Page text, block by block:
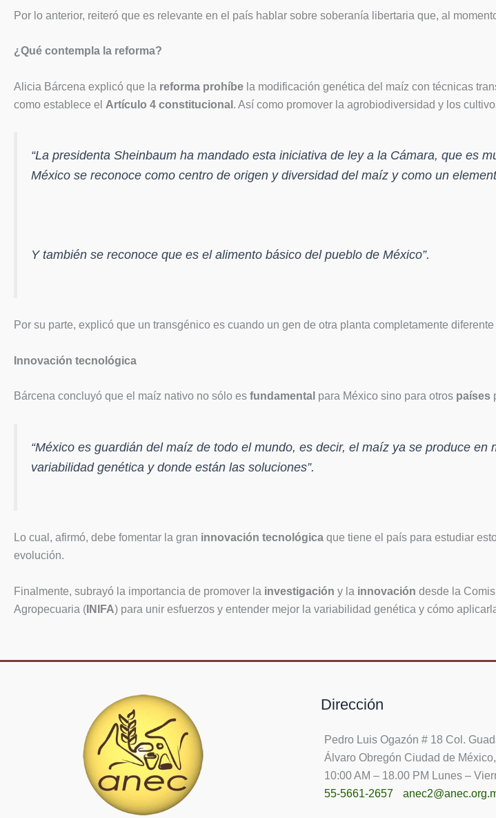
Por lo anterior, reiteró que es relevante en el país hablar sobre soberanía libertaria que, al
¿Qué contempla la reforma?
Alicia Bárcena explicó que la reforma prohíbe la modificación genética del maíz con técnicas
como establece el Artículo 4 constitucional . Así como promover la agrobiodiversidad y los
“La presidenta Sheinbaum ha mandado esta iniciativa de ley a la Cámara, que es
México se reconoce como centro de origen y diversidad del maíz y como un
Y también se reconoce que es el alimento básico del pueblo de México”.
Por su parte, explicó que un transgénico es cuando un gen de otra planta completamente
Innovación tecnológica
Bárcena concluyó que el maíz nativo no sólo es fundamental para México sino para otros países
“México es guardián del maíz de todo el mundo, es decir, el maíz ya se produce
variabilidad genética y donde están las soluciones”.
Lo cual, afirmó, debe fomentar la gran innovación tecnológica que tiene el país para estudiar
evolución.
Finalmente, subrayó la importancia de promover la investigación y la innovación desde la
Agropecuaria ( INIFA) para unir esfuerzos y entender mejor la variabilidad genética y cómo
Dirección
Pedro Luis Ogazón # 18 Col.
Álvaro Obregón Ciudad de
10:00 AM – 18.00 PM Lunes –
55-5661-2657